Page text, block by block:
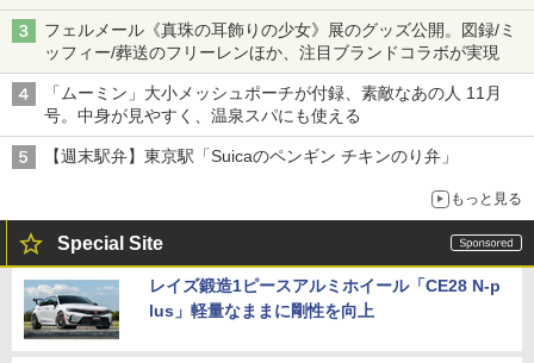
フェルメール《真珠の耳飾りの少女》展のグッズ公開。図録/ミ
ッフィー/葬送のフリーレンほか、注目ブランドコラボが実現
「ムーミン」大小メッシュポーチが付録、素敵なあの人 11月
号。中身が見やすく、温泉スパにも使える
【週末駅弁】東京駅「Suicaのペンギン チキンのり弁」
もっと見る
Special Site
レイズ鍛造1ピースアルミホイール「CE28 N-p
lus」軽量なままに剛性を向上